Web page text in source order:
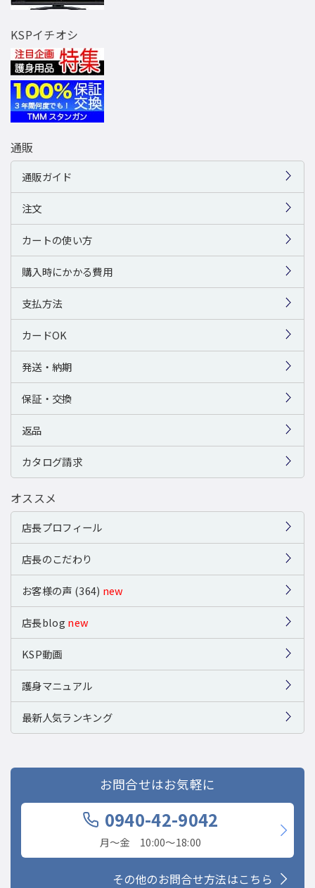
KSPイチオシ
通販
通販ガイド
注文
カートの使い方
購入時にかかる費用
支払方法
カードOK
発送・納期
保証・交換
返品
カタログ請求
オススメ
店長プロフィール
店長のこだわり
お客様の声 (364) new
店長blog new
KSP動画
護身マニュアル
最新人気ランキング
お問合せはお気軽に
0940-42-9042
月〜金 10:00〜18:00
その他のお問合せ方法はこちら